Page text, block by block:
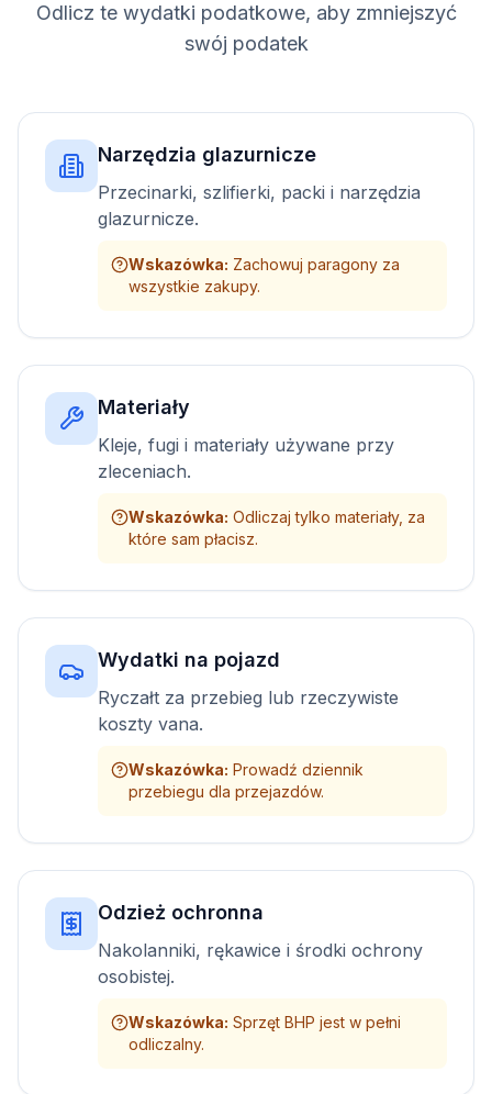
Odlicz te wydatki podatkowe, aby zmniejszyć
swój podatek
Narzędzia glazurnicze
Przecinarki, szlifierki, packi i narzędzia
glazurnicze.
Wskazówka: Zachowuj paragony za
wszystkie zakupy.
Materiały
Kleje, fugi i materiały używane przy
zleceniach.
Wskazówka: Odliczaj tylko materiały, za
które sam płacisz.
Wydatki na pojazd
Ryczałt za przebieg lub rzeczywiste
koszty vana.
Wskazówka: Prowadź dziennik
przebiegu dla przejazdów.
Odzież ochronna
Nakolanniki, rękawice i środki ochrony
osobistej.
Wskazówka: Sprzęt BHP jest w pełni
odliczalny.